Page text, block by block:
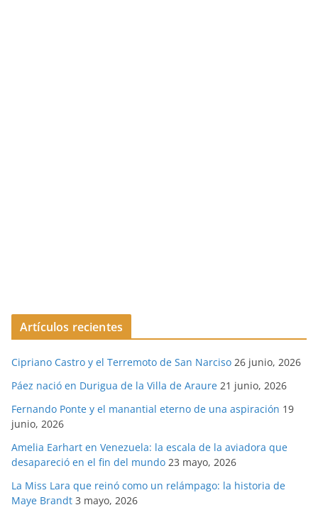
Artículos recientes
Cipriano Castro y el Terremoto de San Narciso 26 junio, 2026
Páez nació en Durigua de la Villa de Araure 21 junio, 2026
Fernando Ponte y el manantial eterno de una aspiración 19
junio, 2026
Amelia Earhart en Venezuela: la escala de la aviadora que
desapareció en el fin del mundo 23 mayo, 2026
La Miss Lara que reinó como un relámpago: la historia de
Maye Brandt 3 mayo, 2026